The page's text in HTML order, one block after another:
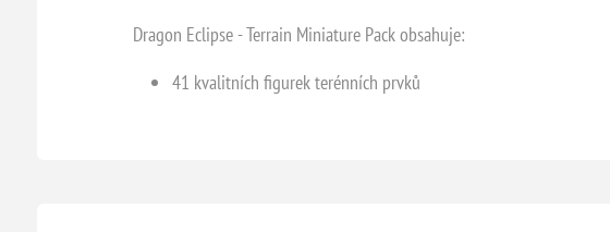
Dragon Eclipse - Terrain Miniature Pack obsahuje:
41 kvalitních figurek terénních prvků